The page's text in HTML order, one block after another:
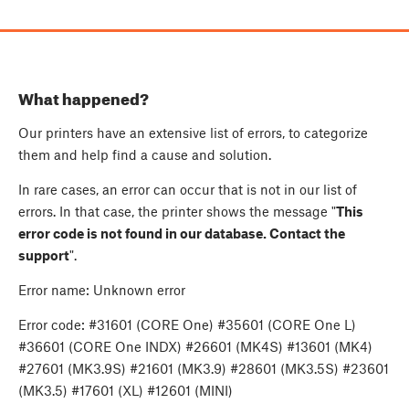
What happened?
Our printers have an extensive list of errors, to categorize
them and help find a cause and solution.
In rare cases, an error can occur that is not in our list of
errors. In that case, the printer shows the message "This
error code is not found in our database. Contact the
support".
Error name: Unknown error
Error code: #31601 (CORE One) #35601 (CORE One L)
#36601 (CORE One INDX) #26601 (MK4S) #13601 (MK4)
#27601 (MK3.9S) #21601 (MK3.9) #28601 (MK3.5S) #23601
(MK3.5) #17601 (XL) #12601 (MINI)